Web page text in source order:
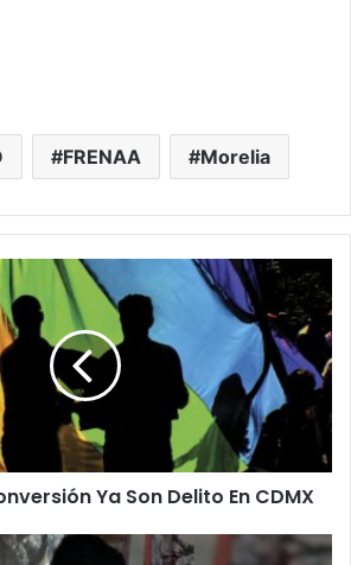
FRENAA Morelia
Ya Son Delito En CDMX